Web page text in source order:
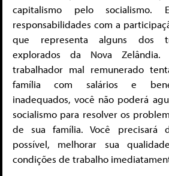
capitalismo pelo socialismo.
responsabilidades com a
que representa alguns dos
explorados da Nova
trabalhador mal remunerado
família com salários e
inadequados, você não poderá
socialismo para resolver os
de sua família. Você precisará
possível, melhorar sua
condições de trabalho